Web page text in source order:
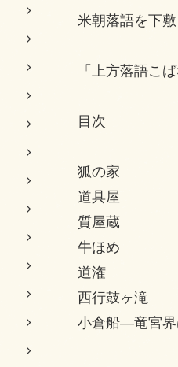
米朝落語を下
「上方落語こ
目次
狐の家
道具屋
質屋蔵
牛ほめ
道潅
西行鼓ヶ滝
小倉船―竜宮界